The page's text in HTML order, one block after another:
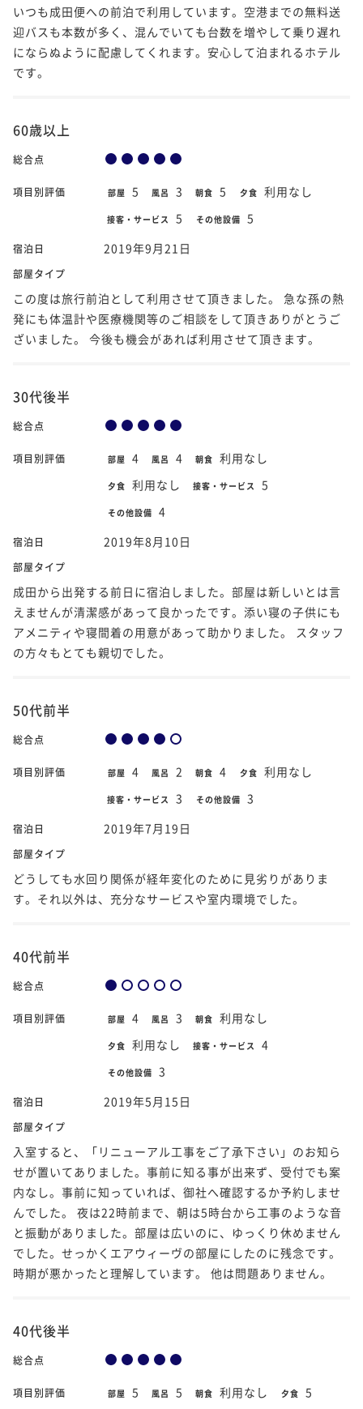
いつも成田便への前泊で利用しています。空港までの無料送
迎バスも本数が多く、混んでいても台数を増やして乗り遅れ
にならぬように配慮してくれます。安心して泊まれるホテル
です。
60歳以上
総合点
項目別評価 部屋 5 風呂 3 朝食 5 夕食 利用なし
接客・サービス 5 その他設備 5
宿泊日 2019年9月21日
部屋タイプ
この度は旅行前泊として利用させて頂きました。 急な孫の熱
発にも体温計や医療機関等のご相談をして頂きありがとうご
ざいました。 今後も機会があれば利用させて頂きます。
30代後半
総合点
項目別評価 部屋 4 風呂 4 朝食 利用なし
夕食 利用なし 接客・サービス 5
その他設備 4
宿泊日 2019年8月10日
部屋タイプ
成田から出発する前日に宿泊しました。部屋は新しいとは言
えませんが清潔感があって良かったです。添い寝の子供にも
アメニティや寝間着の用意があって助かりました。 スタッフ
の方々もとても親切でした。
50代前半
総合点
項目別評価 部屋 4 風呂 2 朝食 4 夕食 利用なし
接客・サービス 3 その他設備 3
宿泊日 2019年7月19日
部屋タイプ
どうしても水回り関係が経年変化のために見劣りがありま
す。それ以外は、充分なサービスや室内環境でした。
40代前半
総合点
項目別評価 部屋 4 風呂 3 朝食 利用なし
夕食 利用なし 接客・サービス 4
その他設備 3
宿泊日 2019年5月15日
部屋タイプ
入室すると、「リニューアル工事をご了承下さい」のお知ら
せが置いてありました。事前に知る事が出来ず、受付でも案
内なし。事前に知っていれば、御社へ確認するか予約しませ
んでした。 夜は22時前まで、朝は5時台から工事のような音
と振動がありました。部屋は広いのに、ゆっくり休めません
でした。せっかくエアウィーヴの部屋にしたのに残念です。
時期が悪かったと理解しています。 他は問題ありません。
40代後半
総合点
項目別評価 部屋 5 風呂 5 朝食 利用なし 夕食 5